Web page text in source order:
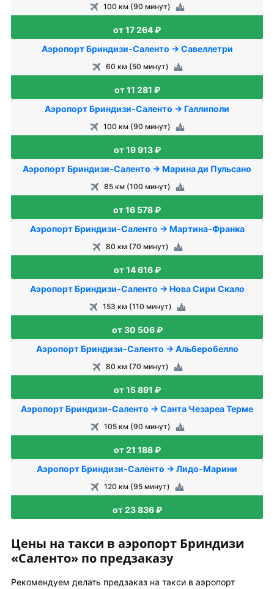
100 км (90 минут)
от 17 264 ₽
Аэропорт Бриндизи-Саленто → Савеллетри
60 км (50 минут)
от 11 281 ₽
Аэропорт Бриндизи-Саленто → Галлиполи
100 км (90 минут)
от 19 913 ₽
Аэропорт Бриндизи-Саленто → Марина ди Пульсано
85 км (100 минут)
от 16 578 ₽
Аэропорт Бриндизи-Саленто → Мартина-Франка
80 км (70 минут)
от 14 616 ₽
Аэропорт Бриндизи-Саленто → Нова Сири Скало
153 км (110 минут)
от 30 506 ₽
Аэропорт Бриндизи-Саленто → Альберобелло
80 км (70 минут)
от 15 891 ₽
Аэропорт Бриндизи-Саленто → Санта Чезареа Терме
105 км (90 минут)
от 21 188 ₽
Аэропорт Бриндизи-Саленто → Лидо-Марини
120 км (95 минут)
от 23 836 ₽
Цены на такси в аэропорт Бриндизи
«Саленто» по предзаказу
Рекомендуем делать предзаказ на такси в аэропорт